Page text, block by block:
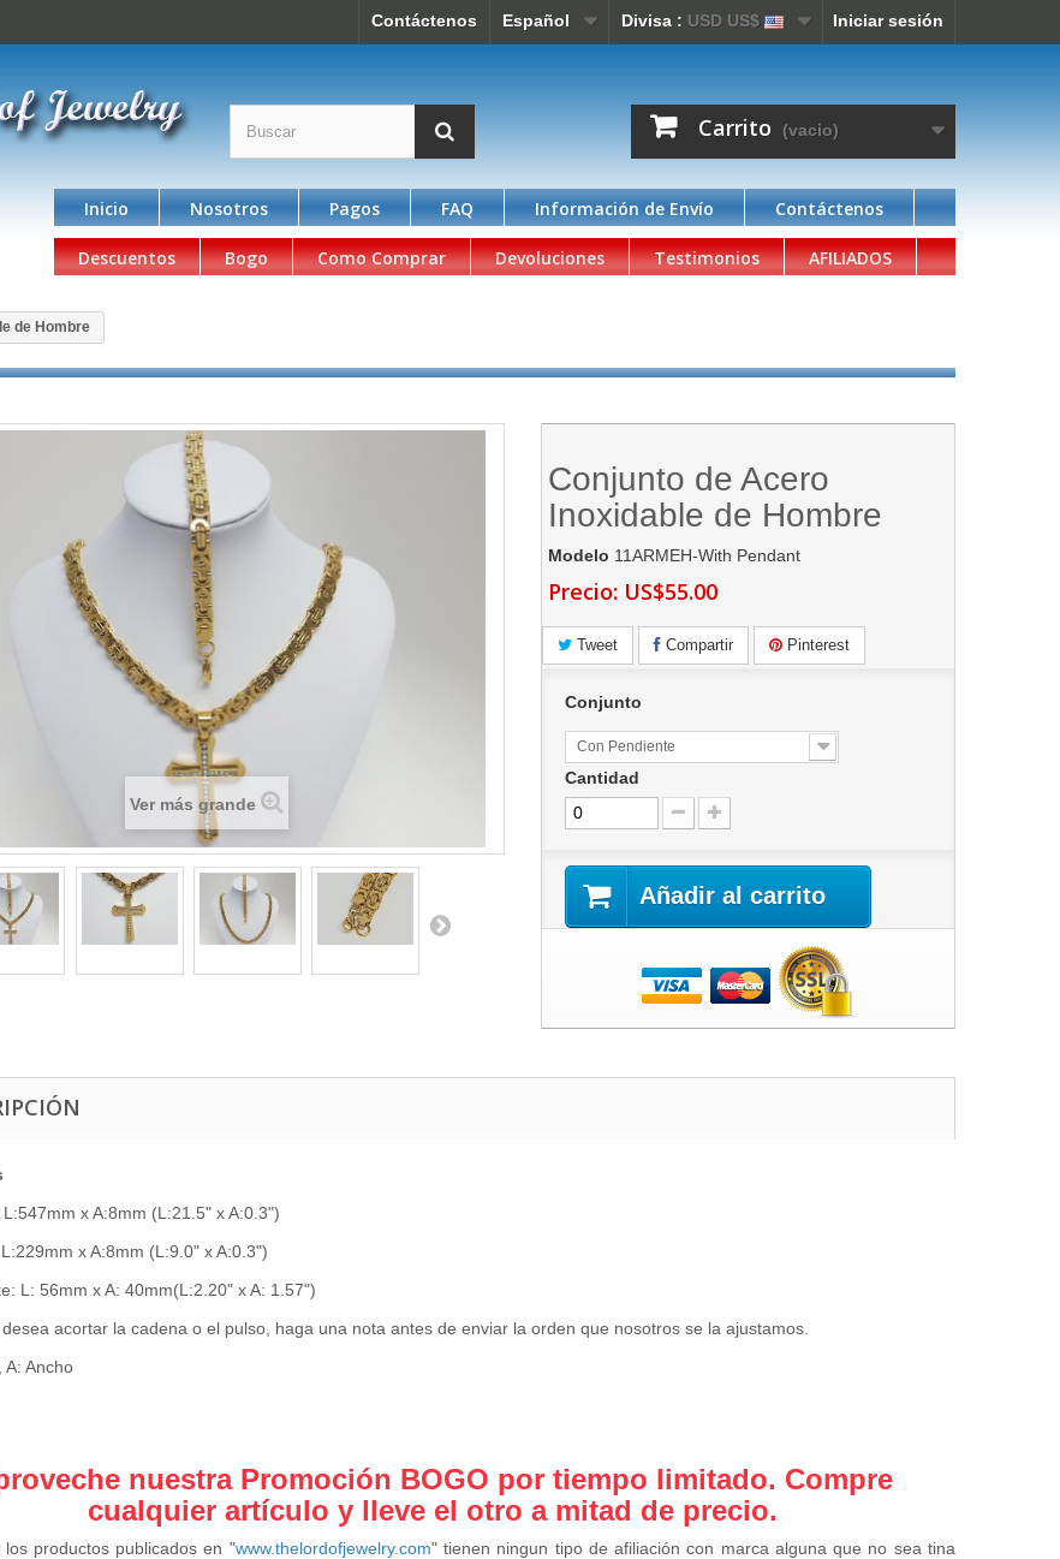
Iniciar sesión
Divisa : USD US$
Español
Contáctenos
Carrito (vacio)
Inicio Nosotros Pagos FAQ Información de Envío Contáctenos
Descuentos Bogo Como Comprar Devoluciones Testimonios AFILIADOS
de Hombre
Ver más grande
Conjunto de Acero
Inoxidable de Hombre
Modelo 11ARMEH-With Pendant
Precio: US$55.00
Tweet Compartir Pinterest
Conjunto
Con Pendiente
Cantidad
Añadir al carrito
x A:8mm (L:21.5" x A:0.3")
x A:8mm (L:9.0" x A:0.3")
L: 56mm x A: 40mm(L:2.20" x A: 1.57")
desea acortar la cadena o el pulso, haga una nota antes de enviar la orden que nosotros se la ajustamos.
A: Ancho
nuestra Promoción BOGO por tiempo limitado. Compre
cualquier artículo y lleve el otro a mitad de precio.
los productos publicados en "www.thelordofjewelry.com" tienen ningun tipo de afiliación con marca alguna que no sea tina